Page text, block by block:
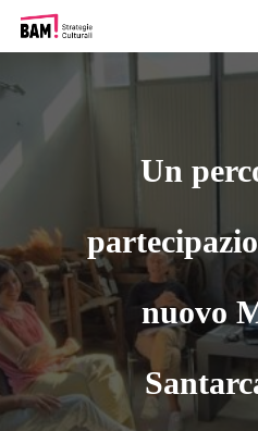
Passa
al
Un
nuovo